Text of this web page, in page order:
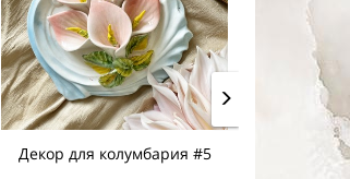
Декор для колумбария #5 Крест